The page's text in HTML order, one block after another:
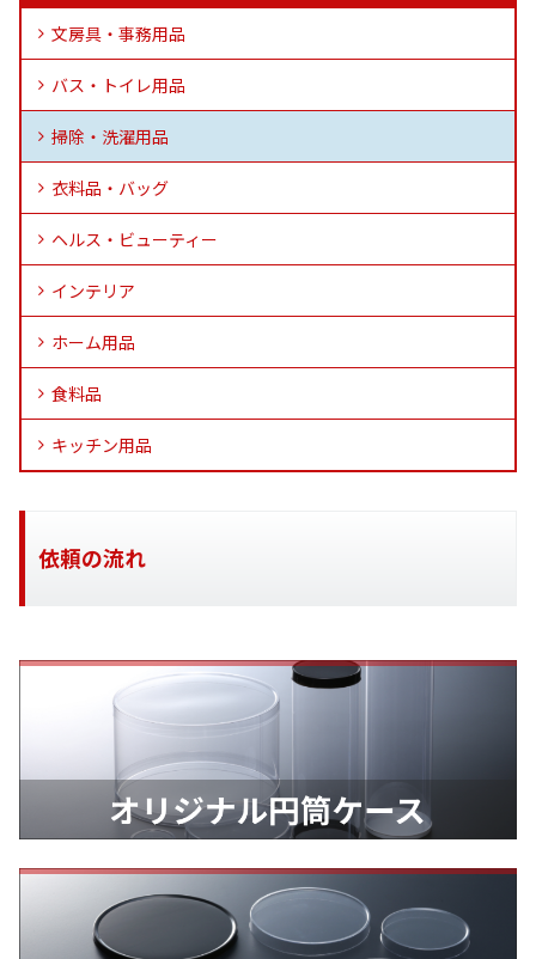
文房具・事務用品
バス・トイレ用品
掃除・洗濯用品
衣料品・バッグ
ヘルス・ビューティー
インテリア
ホーム用品
食料品
キッチン用品
依頼の流れ